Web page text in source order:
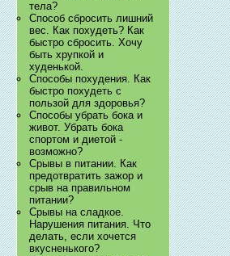
тела?
Способ сбросить лишний
вес. Как похудеть? Как
быстро сбросить. Хочу
быть хрупкой и
худенькой.
Способы похудения. Как
быстро похудеть с
пользой для здоровья?
Способы убрать бока и
живот. Убрать бока
спортом и диетой -
возможно?
Срывы в питании. Как
предотвратить зажор и
срыв на правильном
питании?
Срывы на сладкое.
Нарушения питания. Что
делать, если хочется
вкусненького?